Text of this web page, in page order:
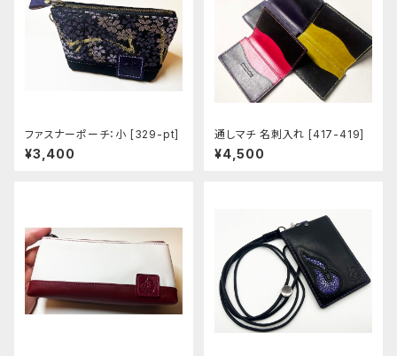
ファスナーポーチ：小 [329-pt]
¥3,400
通しマチ 名刺入れ [417-419]
¥4,500